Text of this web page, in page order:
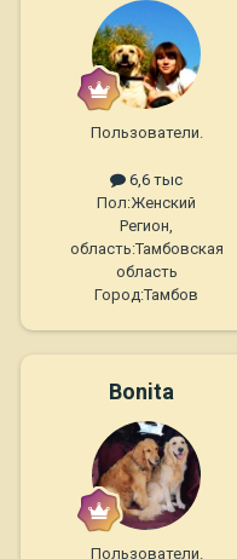
Пользователи.
6,6 тыс
Пол:Женский
Регион,
область:Тамбовская
область
Город:Тамбов
Bonita
Пользователи.